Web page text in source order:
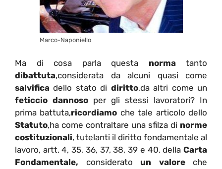
Marco-Naponiello
Ma di cosa parla questa normatanto
dibattuta,considerata da alcuni quasi come
salvifica dello stato di diritto,da altri come un
feticcio dannoso per gli stessi lavoratori? In
prima battuta,ricordiamo che tale articolo dello
Statuto,ha come contraltare una sfilza di norme
costituzionali, tutelanti il diritto fondamentale al
lavoro, artt. 4, 35, 36, 37, 38, 39 e 40. della Carta
Fondamentale, considerato un valoreche